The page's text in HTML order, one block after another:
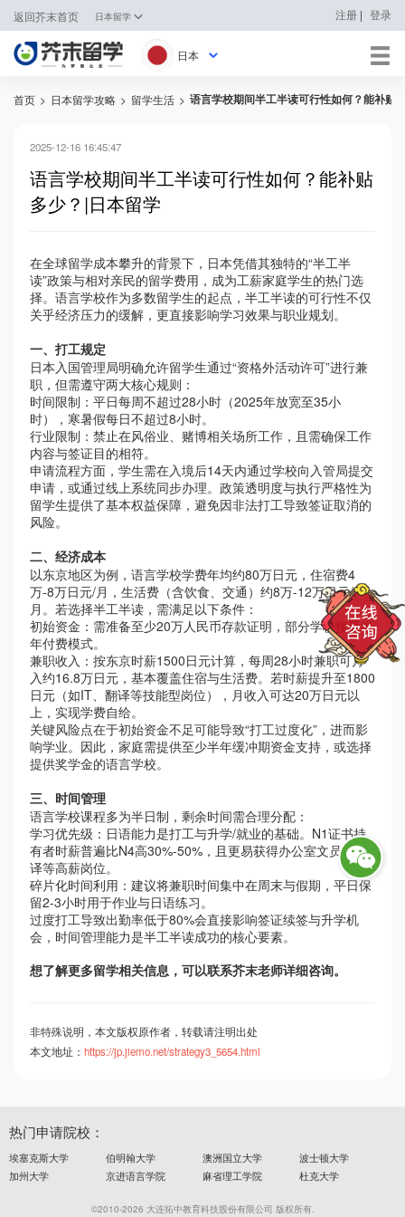
返回芥末首页 日本留学 注册 | 登录
日本
日本
英国
马来西亚
澳大利亚
首页 > 日本留学攻略 > 留学生活 > 语言学校期间半工半读可行性如何？能补贴
2025-12-16 16:45:47
语言学校期间半工半读可行性如何？能补贴
多少？|日本留学
在全球留学成本攀升的背景下，日本凭借其独特的“半工半
读”政策与相对亲民的留学费用，成为工薪家庭学生的热门选
择。语言学校作为多数留学生的起点，半工半读的可行性不仅
关乎经济压力的缓解，更直接影响学习效果与职业规划。
一、打工规定
日本入国管理局明确允许留学生通过“资格外活动许可”进行兼
职，但需遵守两大核心规则：
时间限制：平日每周不超过28小时（2025年放宽至35小
时），寒暑假每日不超过8小时。
行业限制：禁止在风俗业、赌博相关场所工作，且需确保工作
内容与签证目的相符。
申请流程方面，学生需在入境后14天内通过学校向入管局提交
申请，或通过线上系统同步办理。政策透明度与执行严格性为
留学生提供了基本权益保障，避免因非法打工导致签证取消的
风险。
二、经济成本
以东京地区为例，语言学校学费年均约80万日元，住宿费4
万-8万日元/月，生活费（含饮食、交通）约8万-12万日元/
月。若选择半工半读，需满足以下条件：
初始资金：需准备至少20万人民币存款证明，部分学校接受半
年付费模式。
兼职收入：按东京时薪1500日元计算，每周28小时兼职可月
入约16.8万日元，基本覆盖住宿与生活费。若时薪提升至1800
日元（如IT、翻译等技能型岗位），月收入可达20万日元以
上，实现学费自给。
关键风险点在于初始资金不足可能导致“打工过度化”，进而影
响学业。因此，家庭需提供至少半年缓冲期资金支持，或选择
提供奖学金的语言学校。
三、时间管理
语言学校课程多为半日制，剩余时间需合理分配：
学习优先级：日语能力是打工与升学/就业的基础。 N1证书持
有者时薪普遍比N4高30%-50%，且更易获得办公室文员、翻
译等高薪岗位。
碎片化时间利用：建议将兼职时间集中在周末与假期，平日保
留2-3小时用于作业与日语练习。
过度打工导致出勤率低于80%会直接影响签证续签与升学机
会，时间管理能力是半工半读成功的核心要素。
想了解更多留学相关信息，可以联系芥末老师详细咨询。
非特殊说明，本文版权原作者，转载请注明出处
本文地址： https://jp.jiemo.net/strategy3_5654.html
热门申请院校：
埃塞克斯大学 伯明翰大学 澳洲国立大学
波士顿大学
加州大学
京进语言学院 麻省理工学院 杜克大学
©2010-2026 大连拓中教育科技股份有限公司 版权所有.